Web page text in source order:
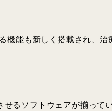
機能も新しく搭載され、治
るソフトウェアが揃ってい